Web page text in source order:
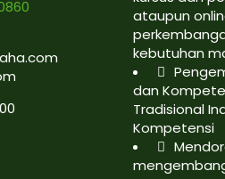
ataupun
kebutuhan
dan
Tradisional
Kompetensi